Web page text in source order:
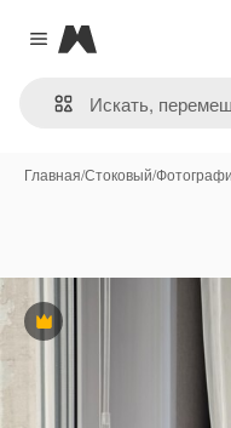
Close menu
Magnific
Главная/Стоковый/
Премиум